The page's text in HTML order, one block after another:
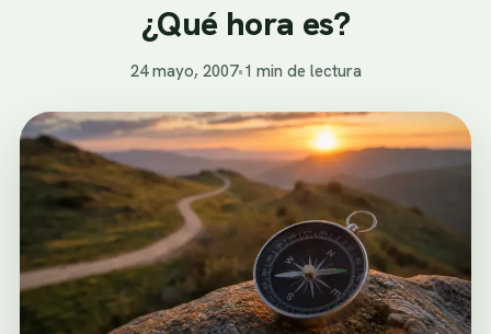
¿Qué hora es?
24 mayo, 2007•1 min de lectura